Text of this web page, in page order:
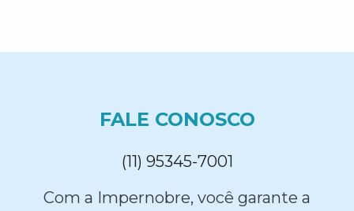
FALE CONOSCO
(11) 95345-7001
Com a Impernobre, você garante a